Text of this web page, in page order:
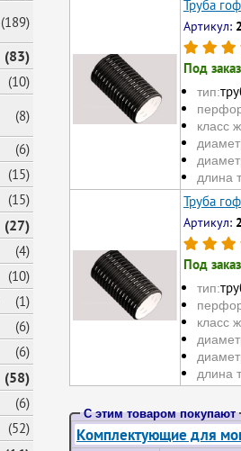
(189)
(83)
(10)
(8)
(6)
(15)
(15)
(27)
(4)
(10)
(1)
(6)
(6)
(58)
(6)
(52)
Труба
Артикул:
Под
тип:
класс
длина
Труба
Артикул:
Под
тип:
класс
длина
С этим товаром покупают
Комплектующие для